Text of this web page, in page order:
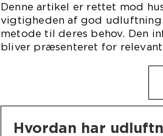
Denne artikel er rettet mod
vigtigheden af god
metode til deres behov. Den
bliver præsenteret for
Hvordan har